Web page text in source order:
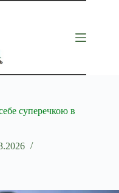
суперечкою в